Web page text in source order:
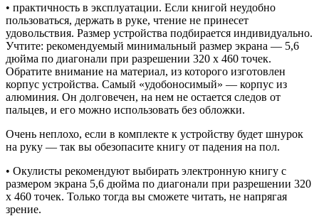
• практичность в эксплуатации. Если книгой неудобно
пользоваться, держать в руке, чтение не принесет
удовольствия. Размер устройства подбирается индивидуально.
Учтите: рекомендуемый минимальный размер экрана — 5,6
дюйма по диагонали при разрешении 320 х 460 точек.
Обратите внимание на материал, из которого изготовлен
корпус устройства. Самый «удобоносимый» — корпус из
алюминия. Он долговечен, на нем не остается следов от
пальцев, и его можно использовать без обложки.
Очень неплохо, если в комплекте к устройству будет шнурок
на руку — так вы обезопасите книгу от падения на пол.
• Окулисты рекомендуют выбирать электронную книгу с
размером экрана 5,6 дюйма по диагонали при разрешении 320
х 460 точек. Только тогда вы сможете читать, не напрягая
зрение.